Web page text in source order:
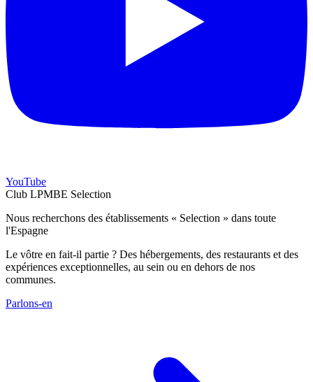
YouTube
Club LPMBE Selection
Nous recherchons des établissements « Selection » dans toute
l'Espagne
Le vôtre en fait-il partie ? Des hébergements, des restaurants et des
expériences exceptionnelles, au sein ou en dehors de nos
communes.
Parlons-en